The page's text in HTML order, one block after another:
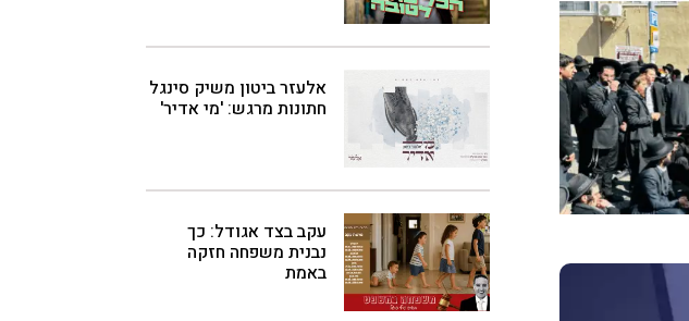
אלעזר ביטון משיק סינגל
חתונות מרגש: 'מי אדיר'
עקב בצד אגודל: כך
נבנית משפחה חזקה
באמת